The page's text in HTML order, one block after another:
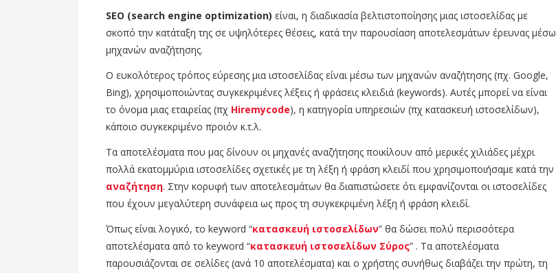
SEO (search engine optimization) είναι, η διαδικασία βελτιστοποίησης μιας ιστοσελίδας με
σκοπό την κατάταξη της σε υψηλότερες θέσεις, κατά την παρουσίαση αποτελεσμάτων έρευνας μέσω
μηχανών αναζήτησης.
Ο ευκολότερος τρόπος εύρεσης μια ιστοσελίδας είναι μέσω των μηχανών αναζήτησης (πχ. Google,
Bing), χρησιμοποιώντας συγκεκριμένες λέξεις ή φράσεις κλειδιά (keywords). Αυτές μπορεί να είναι
το όνομα μιας εταιρείας (πχ Hiremycode), η κατηγορία υπηρεσιών (πχ κατασκευή ιστοσελίδων),
κάποιο συγκεκριμένο προιόν κ.τ.λ.
Τα αποτελέσματα που μας δίνουν οι μηχανές αναζήτησης ποικίλουν από μερικές χιλιάδες μέχρι
πολλά εκατομμύρια ιστοσελίδες σχετικές με τη λέξη ή φράση κλειδί που χρησιμοποιήσαμε κατά την
αναζήτηση. Στην κορυφή των αποτελεσμάτων θα διαπιστώσετε ότι εμφανίζονται οι ιστοσελίδες
που έχουν μεγαλύτερη συνάφεια ως προς τη συγκεκριμένη λέξη ή φράση κλειδί.
Όπως είναι λογικό, το keyword “κατασκευή ιστοσελίδων” θα δώσει πολύ περισσότερα
αποτελέσματα από το keyword “κατασκευή ιστοσελίδων Σύρος” . Τα αποτελέσματα
παρουσιάζονται σε σελίδες (ανά 10 αποτελέσματα) και ο χρήστης συνήθως διαβάζει την πρώτη, τη